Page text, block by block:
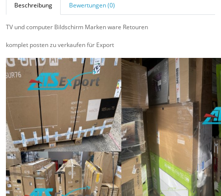
Beschreibung Bewertungen (0)
TV und computer Bildschirm Marken ware Retouren
komplet posten zu verkaufen für Export